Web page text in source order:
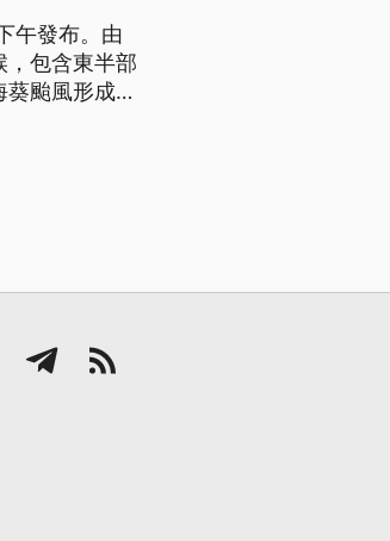
午發布。由
，包含東半部
颱風形成雙